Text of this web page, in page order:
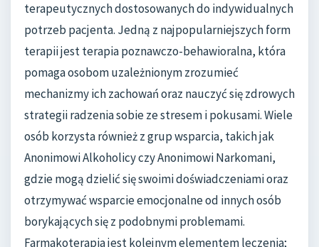
terapeutycznych dostosowanych do indywidualnych
potrzeb pacjenta. Jedną z najpopularniejszych form
terapii jest terapia poznawczo-behawioralna, która
pomaga osobom uzależnionym zrozumieć
mechanizmy ich zachowań oraz nauczyć się zdrowych
strategii radzenia sobie ze stresem i pokusami. Wiele
osób korzysta również z grup wsparcia, takich jak
Anonimowi Alkoholicy czy Anonimowi Narkomani,
gdzie mogą dzielić się swoimi doświadczeniami oraz
otrzymywać wsparcie emocjonalne od innych osób
borykających się z podobnymi problemami.
Farmakoterapia jest kolejnym elementem leczenia;